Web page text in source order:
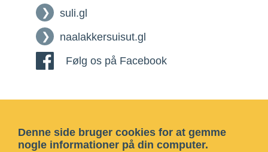
suli.gl
naalakkersuisut.gl
Følg os på Facebook
Denne side bruger cookies for at gemme
nogle informationer på din computer.